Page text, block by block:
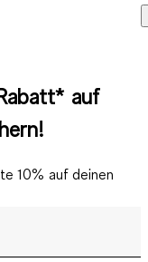
auf
10% auf deinen